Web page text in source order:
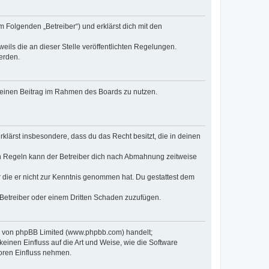
Folgenden „Betreiber“) und erklärst dich mit den
die an dieser Stelle veröffentlichten Regelungen.
Beitrag im Rahmen des Boards zu nutzen.
insbesondere, dass du das Recht besitzt, die in deinen
kann der Betreiber dich nach Abmahnung zeitweise
er nicht zur Kenntnis genommen hat. Du gestattest dem
oder einem Dritten Schaden zuzufügen.
phpBB Limited (www.phpbb.com) handelt;
Einfluss auf die Art und Weise, wie die Software
Einfluss nehmen.